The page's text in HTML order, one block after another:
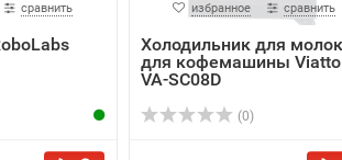
сравнить избранное сравнить
Холодильник для
для кофемашины Viatto
VA-SC08D
(0)